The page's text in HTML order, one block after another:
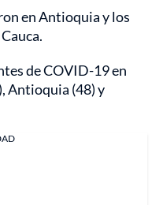
en Antioquia y los
de COVID-19 en
Antioquia (48) y